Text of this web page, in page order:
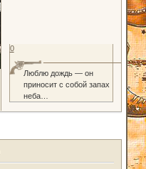
Люблю дождь — он
приносит с собой запах
неба…
0